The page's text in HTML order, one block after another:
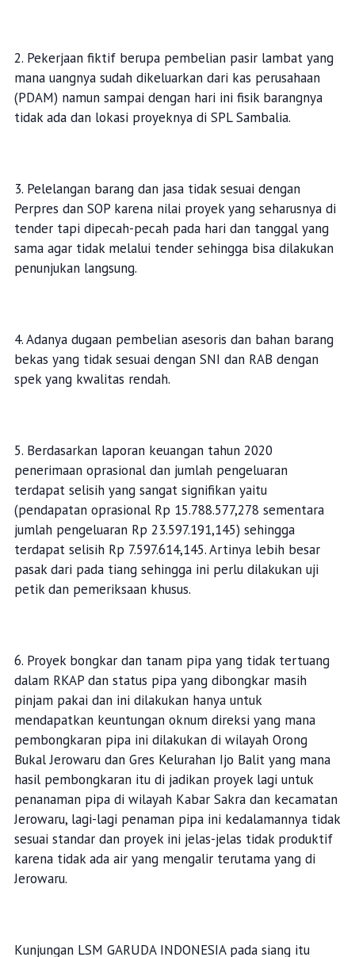
2. Pekerjaan fiktif berupa pembelian pasir lambat yang
mana uangnya sudah dikeluarkan dari kas perusahaan
(PDAM) namun sampai dengan hari ini fisik barangnya
tidak ada dan lokasi proyeknya di SPL Sambalia.
3. Pelelangan barang dan jasa tidak sesuai dengan
Perpres dan SOP karena nilai proyek yang seharusnya di
tender tapi dipecah-pecah pada hari dan tanggal yang
sama agar tidak melalui tender sehingga bisa dilakukan
penunjukan langsung.
4. Adanya dugaan pembelian asesoris dan bahan barang
bekas yang tidak sesuai dengan SNI dan RAB dengan
spek yang kwalitas rendah.
5. Berdasarkan laporan keuangan tahun 2020
penerimaan oprasional dan jumlah pengeluaran
terdapat selisih yang sangat signifikan yaitu
(pendapatan oprasional Rp 15.788.577,278 sementara
jumlah pengeluaran Rp 23.597.191,145) sehingga
terdapat selisih Rp 7.597.614,145. Artinya lebih besar
pasak dari pada tiang sehingga ini perlu dilakukan uji
petik dan pemeriksaan khusus.
6. Proyek bongkar dan tanam pipa yang tidak tertuang
dalam RKAP dan status pipa yang dibongkar masih
pinjam pakai dan ini dilakukan hanya untuk
mendapatkan keuntungan oknum direksi yang mana
pembongkaran pipa ini dilakukan di wilayah Orong
Bukal Jerowaru dan Gres Kelurahan Ijo Balit yang mana
hasil pembongkaran itu di jadikan proyek lagi untuk
penanaman pipa di wilayah Kabar Sakra dan kecamatan
Jerowaru, lagi-lagi penaman pipa ini kedalamannya tidak
sesuai standar dan proyek ini jelas-jelas tidak produktif
karena tidak ada air yang mengalir terutama yang di
Jerowaru.
Kunjungan LSM GARUDA INDONESIA pada siang itu